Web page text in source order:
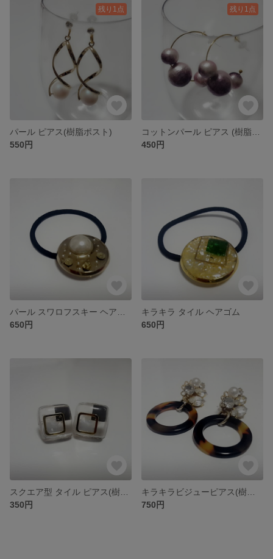
残り1点
パール ピアス(樹脂ポスト)
550円
残り1点
450円
650円
キラキラ タイル ヘアゴム
650円
350円
750円